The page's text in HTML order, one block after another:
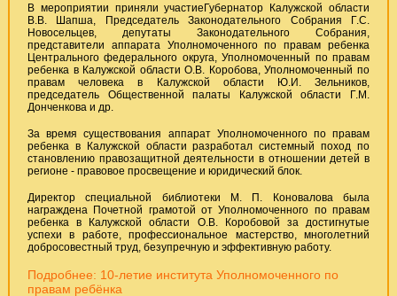
В мероприятии приняли участиеГубернатор Калужской области
В.В. Шапша, Председатель Законодательного Собрания Г.С.
Новосельцев, депутаты Законодательного Собрания,
представители аппарата Уполномоченного по правам ребенка
Центрального федерального округа, Уполномоченный по правам
ребенка в Калужской области О.В. Коробова, Уполномоченный по
правам человека в Калужской области Ю.И. Зельников,
председатель Общественной палаты Калужской области Г.М.
Донченкова и др.
За время существования аппарат Уполномоченного по правам
ребенка в Калужской области разработал системный поход по
становлению правозащитной деятельности в отношении детей в
регионе - правовое просвещение и юридический блок.
Директор специальной библиотеки М. П. Коновалова была
награждена Почетной грамотой от Уполномоченного по правам
ребенка в Калужской области О.В. Коробовой за достигнутые
успехи в работе, профессиональное мастерство, многолетний
добросовестный труд, безупречную и эффективную работу.
Подробнее: 10-летие института Уполномоченного по
правам ребёнка